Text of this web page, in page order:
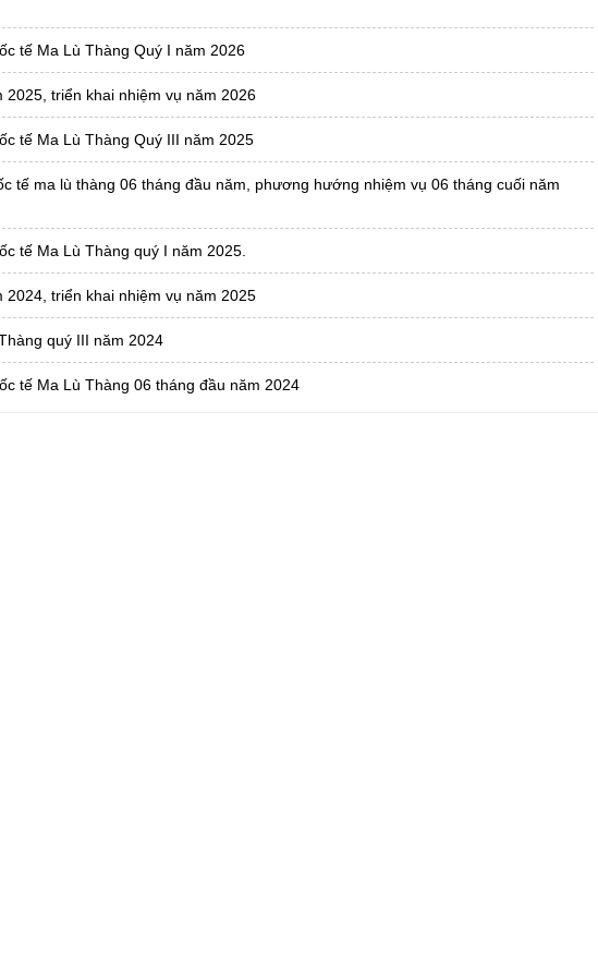
tế Ma Lù Thàng Quý I năm 2026
triển khai nhiệm vụ năm 2026
tế Ma Lù Thàng Quý III năm 2025
tế ma lù thàng 06 tháng đầu năm, phương hướng nhiệm vụ 06 tháng cuối năm
tế Ma Lù Thàng quý I năm 2025.
triển khai nhiệm vụ năm 2025
quý III năm 2024
tế Ma Lù Thàng 06 tháng đầu năm 2024